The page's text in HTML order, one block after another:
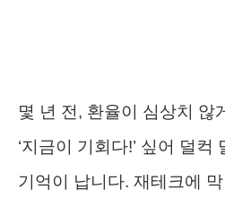
몇 년 전, 환율이 심상치 않
‘지금이 기회다!’ 싶어 덜컥
기억이 납니다. 재테크에